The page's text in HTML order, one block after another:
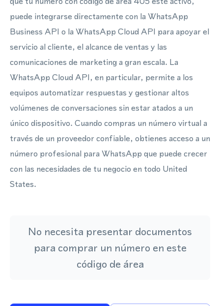
puede integrarse directamente con la WhatsApp
Business API o la WhatsApp Cloud API para apoyar el
servicio al cliente, el alcance de ventas y las
comunicaciones de marketing a gran escala. La
WhatsApp Cloud API, en particular, permite a los
equipos automatizar respuestas y gestionar altos
volúmenes de conversaciones sin estar atados a un
único dispositivo. Cuando compras un número virtual a
través de un proveedor confiable, obtienes acceso a un
número profesional para WhatsApp que puede crecer
con las necesidades de tu negocio en todo United
States.
No necesita presentar documentos
para comprar un número en este
código de área